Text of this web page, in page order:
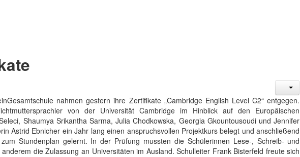
nahmen gestern ihre Zertifikate „Cambridge English Level C2“ entgegen.
von der Universität Cambridge im Hinblick auf den Europäischen
Shaumya Srikantha Sarma, Julia Chodkowska, Georgia Gkountousoudi und Jennifer
Astrid Ebnicher ein Jahr lang einen anspruchsvollen Projektkurs belegt und anschließend
Stundenplan gelernt. In der Prüfung mussten die Schülerinnen Lese-, Schreib- und
die Zulassung an Universitäten im Ausland. Schulleiter Frank Bisterfeld freute sich